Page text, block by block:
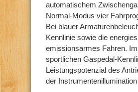
automatischem
Normal-Modus vier
Bei blauer
Kennlinie sowie die
emissionsarmes Fahren. Im
sportlichen Gaspedal-
Leistungspotenzial des
der